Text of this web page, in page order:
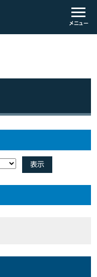
メニュー
表示